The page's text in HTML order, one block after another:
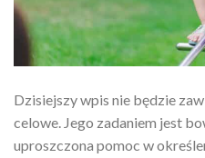
Dzisiejszy wpis nie będzie
celowe. Jego zadaniem jest
uproszczona pomoc w